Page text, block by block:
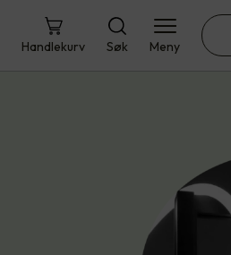
Handlekurv Søk Meny